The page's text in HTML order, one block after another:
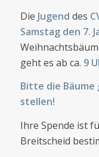
Die Jugend des
Samstag den 7.
geht es ab ca. 9
Bitte die
stellen!
Ihre Spende ist
Breitscheid